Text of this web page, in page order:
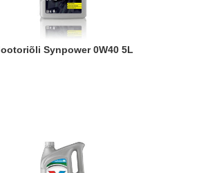
Mootoriõli Synpower 0W40 5L